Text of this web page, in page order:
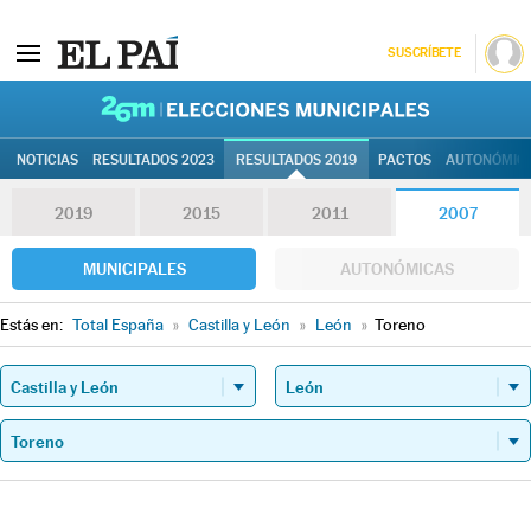
SUSCRÍBETE
NOTICIAS RESULTADOS 2023 RESULTADOS 2019 PACTOS
2019 2015 2011 2007
MUNICIPALES AUTONÓMICAS
Estás en: Total España » Castilla y León » León » Toreno